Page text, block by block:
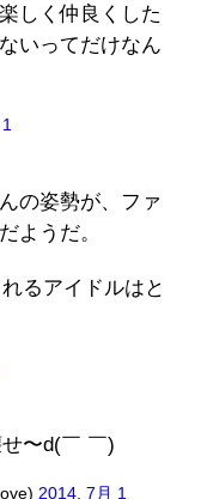
しく仲良くした
いってだけなん
の姿勢が、ファ
ようだ。
るアイドルはと
〜d(￣ ￣)
2014, 7月 1